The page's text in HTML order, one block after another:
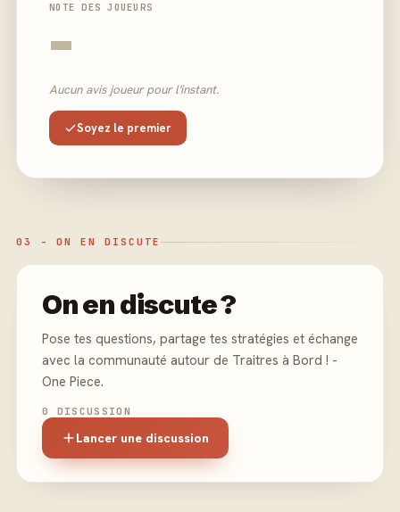
NOTE DES JOUEURS
-
Aucun avis joueur pour l'instant.
Soyez le premier
03 - ON EN DISCUTE
On en discute ?
Pose tes questions, partage tes stratégies et échange
avec la communauté autour de Traitres à Bord ! -
One Piece.
0 DISCUSSION
Lancer une discussion